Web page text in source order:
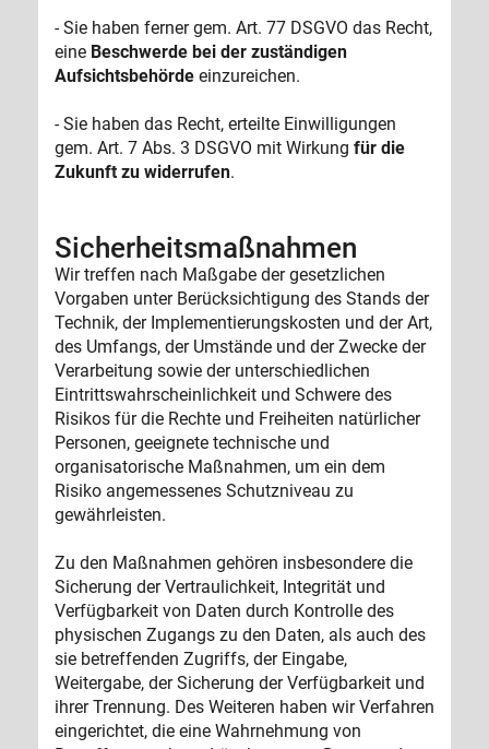
- Sie haben ferner gem. Art. 77 DSGVO das Recht,
eine Beschwerde bei der zuständigen
Aufsichtsbehörde einzureichen.
- Sie haben das Recht, erteilte Einwilligungen
gem. Art. 7 Abs. 3 DSGVO mit Wirkung für die
Zukunft zu widerrufen.
Sicherheits­maßnahmen
Wir treffen nach Maßgabe der gesetzlichen
Vorgaben unter Berücksichtigung des Stands der
Technik, der Implementierungskosten und der Art,
des Umfangs, der Umstände und der Zwecke der
Verarbeitung sowie der unterschiedlichen
Eintrittswahrscheinlichkeit und Schwere des
Risikos für die Rechte und Freiheiten natürlicher
Personen, geeignete technische und
organisatorische Maßnahmen, um ein dem
Risiko angemessenes Schutzniveau zu
gewährleisten.
Zu den Maßnahmen gehören insbesondere die
Sicherung der Vertraulichkeit, Integrität und
Verfügbarkeit von Daten durch Kontrolle des
physischen Zugangs zu den Daten, als auch des
sie betreffenden Zugriffs, der Eingabe,
Weitergabe, der Sicherung der Verfügbarkeit und
ihrer Trennung. Des Weiteren haben wir Verfahren
eingerichtet, die eine Wahrnehmung von